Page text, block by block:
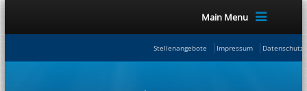
Main Menu
Stellenangebote Impressum